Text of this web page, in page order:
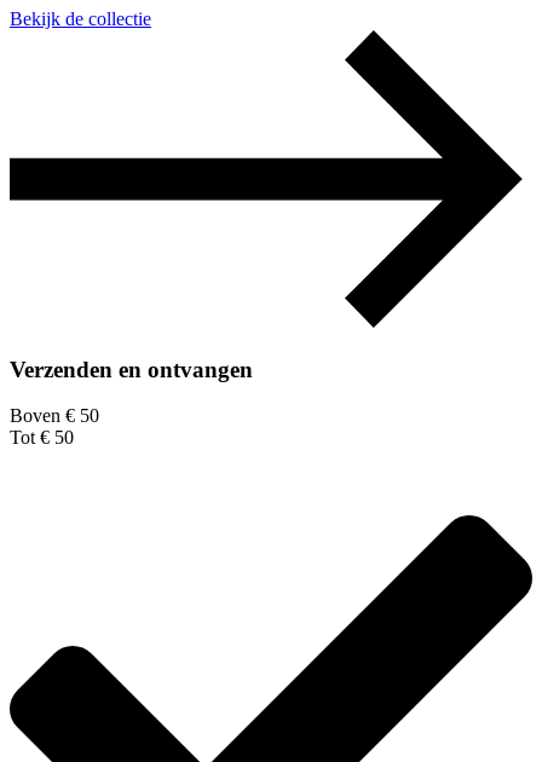
Bekijk de collectie
Verzenden en ontvangen
Boven € 50
Tot € 50